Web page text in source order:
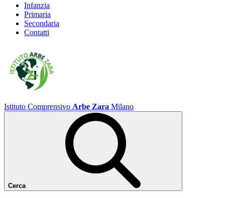
Infanzia
Primaria
Secondaria
Contatti
Istituto Comprensivo Arbe Zara Milano
Cerca